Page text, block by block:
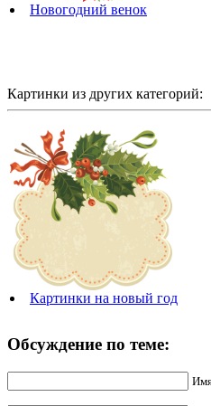
Новогодний венок
Картинки из других категорий:
Картинки на новый год
Обсуждение по теме: